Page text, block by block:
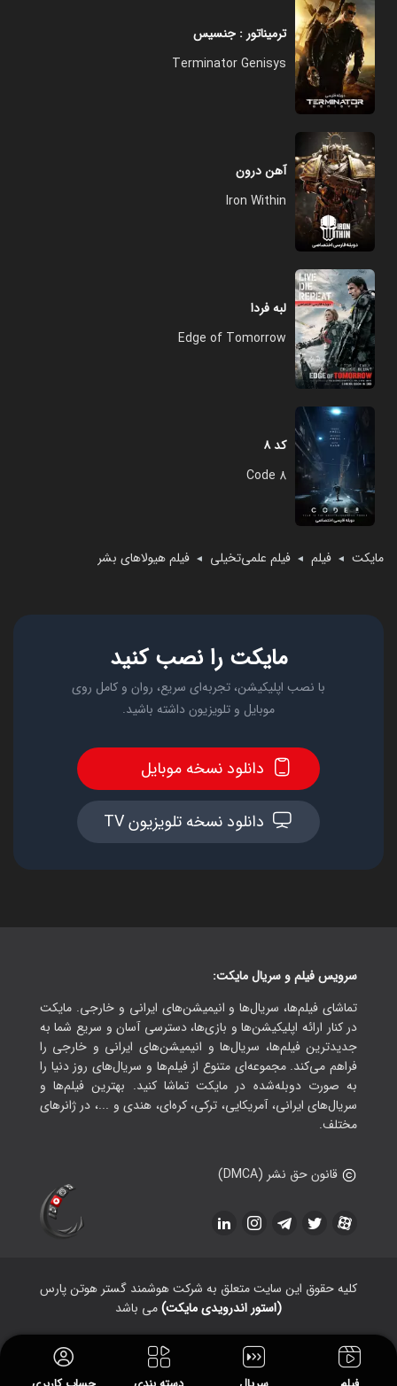
مایکت ◄ فیلم ◄ فیلم علمی‌تخیلی ◄ فیلم هیولاهای بشر
ترمیناتور : جنسیس
Terminator Genisys
آهن درون
Iron Within
لبه فردا
Edge of Tomorrow
کد ۸
Code 8
مایکت را نصب کنید
با نصب اپلیکیشن، تجربه‌ای سریع، روان و کامل روی
موبایل و تلویزیون داشته باشید.
دانلود نسخه موبایل
دانلود نسخه تلویزیون TV
سرویس فیلم و سریال مایکت:
تماشای فیلم‌ها، سریال‌ها و انیمیشن‌های ایرانی و خارجی. مایکت
در کنار ارائه اپلیکیشن‌ها و بازی‌ها، دسترسی آسان و سریع شما به
جدیدترین فیلم‌ها، سریال‌ها و انیمیشن‌های ایرانی و خارجی را
فراهم می‌کند. مجموعه‌ای متنوع از فیلم‌ها و سریال‌های روز دنیا را
به صورت دوبله‌شده در مایکت تماشا کنید. بهترین فیلم‌ها و
سریال‌های ایرانی، آمریکایی، ترکی، کره‌ای، هندی و ...، در ژانرهای
مختلف.
قانون حق نشر (DMCA)
کلیه حقوق این سایت متعلق به شرکت هوشمند گستر هوتن پارس
(استور اندرویدی مایکت)می باشد